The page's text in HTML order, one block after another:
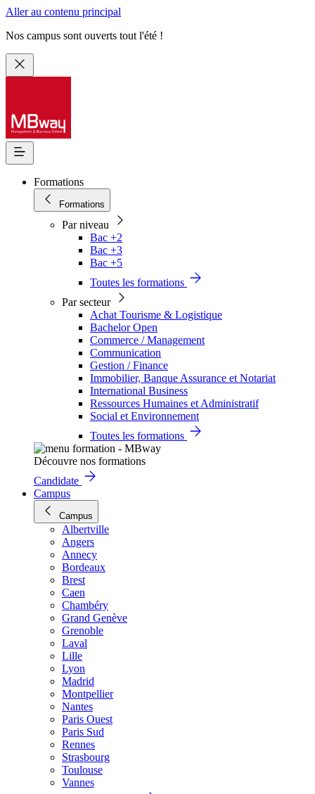
Aller au contenu principal
Nos campus sont ouverts tout l'été !
Formations
Formations
Par niveau
Bac +2
Bac +3
Bac +5
Toutes les formations
Par secteur
Achat Tourisme & Logistique
Bachelor Open
Commerce / Management
Communication
Gestion / Finance
Immobilier, Banque Assurance et Notariat
International Business
Ressources Humaines et Administratif
Social et Environnement
Toutes les formations
Découvre nos formations
Candidate
Campus
Campus
Albertville
Angers
Annecy
Bordeaux
Brest
Caen
Chambéry
Grand Genève
Grenoble
Laval
Lille
Lyon
Madrid
Montpellier
Nantes
Paris Ouest
Paris Sud
Rennes
Strasbourg
Toulouse
Vannes